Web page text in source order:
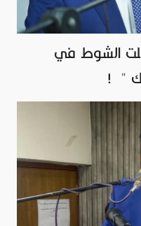
الشوط في
" !